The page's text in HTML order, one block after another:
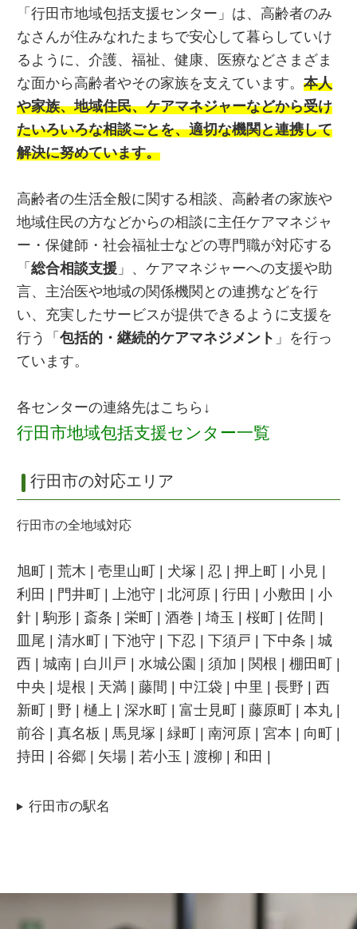
「行田市地域包括支援センター」は、高齢者のみ
なさんが住みなれたまちで安心して暮らしていけ
るように、介護、福祉、健康、医療などさまざま
な面から高齢者やその家族を支えています。 本人
や家族、地域住民、ケアマネジャーなどから受け
たいろいろな相談ごとを、適切な機関と連携して
解決に努めています。
高齢者の生活全般に関する相談、高齢者の家族や
地域住民の方などからの相談に主任ケアマネジャ
ー・保健師・社会福祉士などの専門職が対応する
「 総合相談支援 」、ケアマネジャーへの支援や助
言、主治医や地域の関係機関との連携などを行
い、充実したサービスが提供できるように支援を
行う「 包括的・継続的ケアマネジメント 」を行っ
ています。
各センターの連絡先はこちら↓
行田市地域包括支援センター一覧
行田市の対応エリア
行田市の全地域対応
旭町 | 荒木 | 壱里山町 | 犬塚 | 忍 | 押上町 | 小見 |
利田 | 門井町 | 上池守 | 北河原 | 行田 | 小敷田 | 小
針 | 駒形 | 斎条 | 栄町 | 酒巻 | 埼玉 | 桜町 | 佐間 |
皿尾 | 清水町 | 下池守 | 下忍 | 下須戸 | 下中条 | 城
西 | 城南 | 白川戸 | 水城公園 | 須加 | 関根 | 棚田町 |
中央 | 堤根 | 天満 | 藤間 | 中江袋 | 中里 | 長野 | 西
新町 | 野 | 樋上 | 深水町 | 富士見町 | 藤原町 | 本丸 |
前谷 | 真名板 | 馬見塚 | 緑町 | 南河原 | 宮本 | 向町 |
持田 | 谷郷 | 矢場 | 若小玉 | 渡柳 | 和田 |
行田市の駅名